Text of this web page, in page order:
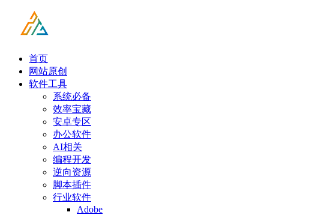
首页
网站原创
软件工具
系统必备
效率宝藏
安卓专区
办公软件
AI相关
编程开发
逆向资源
脚本插件
行业软件
Adobe